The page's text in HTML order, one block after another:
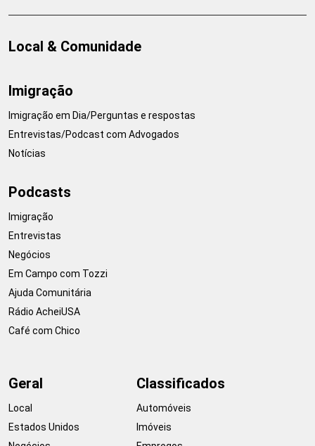
Local & Comunidade
Imigração
Imigração em Dia/Perguntas e respostas
Entrevistas/Podcast com Advogados
Notícias
Podcasts
Imigração
Entrevistas
Negócios
Em Campo com Tozzi
Ajuda Comunitária
Rádio AcheiUSA
Café com Chico
Geral
Local
Estados Unidos
Classificados
Automóveis
Imóveis